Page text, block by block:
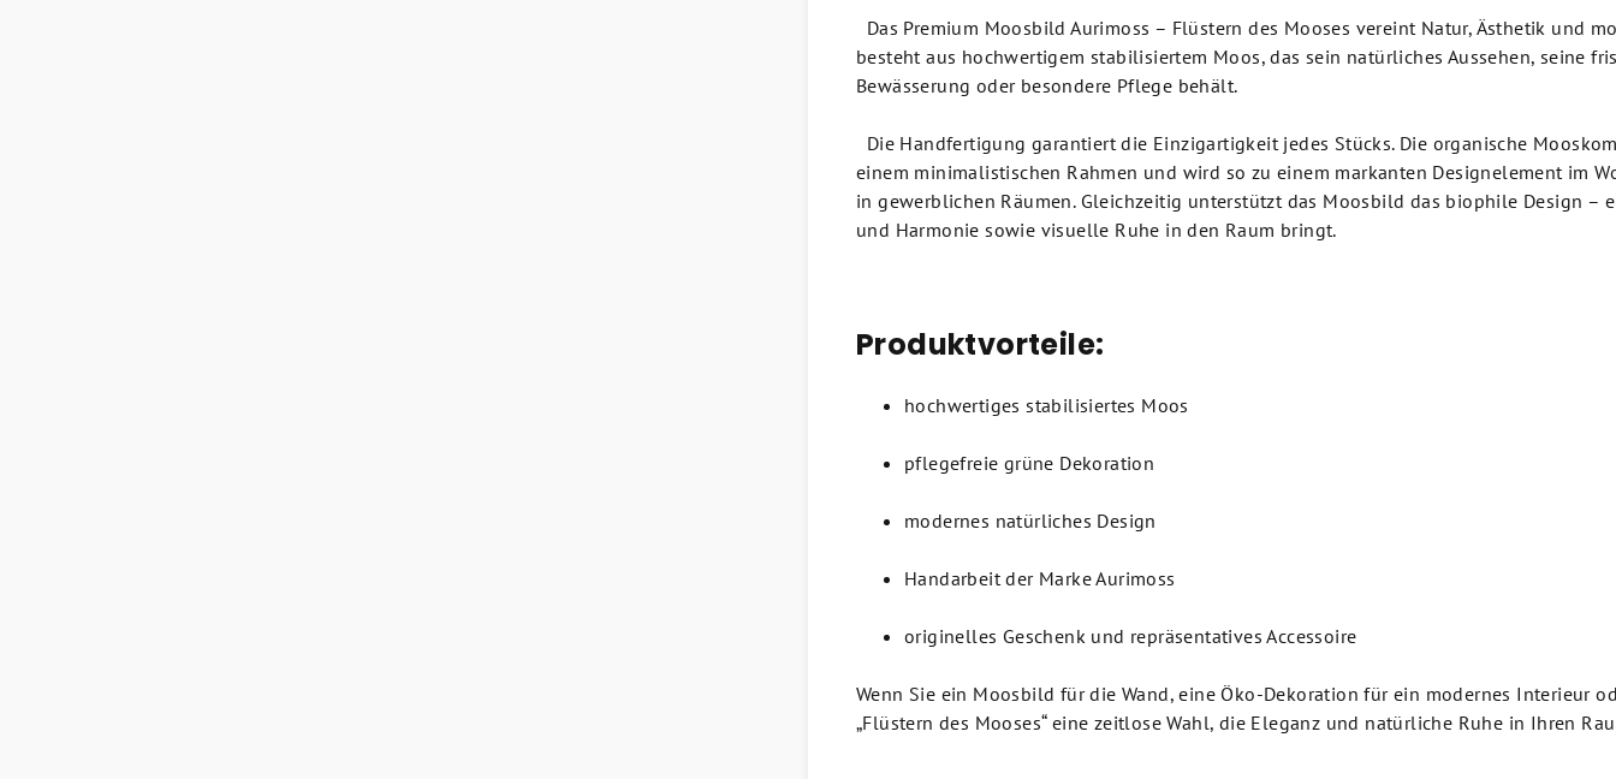
Das Premium Moosbild Aurimoss – Flüstern des Mooses vereint Natur, Ästhetik und
besteht aus hochwertigem stabilisiertem Moos, das sein natürliches Aussehen, seine
Bewässerung oder besondere Pflege behält.
Die Handfertigung garantiert die Einzigartigkeit jedes Stücks. Die organische
einem minimalistischen Rahmen und wird so zu einem markanten Designelement im
in gewerblichen Räumen. Gleichzeitig unterstützt das Moosbild das biophile Design –
und Harmonie sowie visuelle Ruhe in den Raum bringt.
Produktvorteile:
hochwertiges stabilisiertes Moos
pflegefreie grüne Dekoration
modernes natürliches Design
Handarbeit der Marke Aurimoss
originelles Geschenk und repräsentatives Accessoire
Wenn Sie ein Moosbild für die Wand, eine Öko-Dekoration für ein modernes Interieur
„Flüstern des Mooses“ eine zeitlose Wahl, die Eleganz und natürliche Ruhe in Ihren